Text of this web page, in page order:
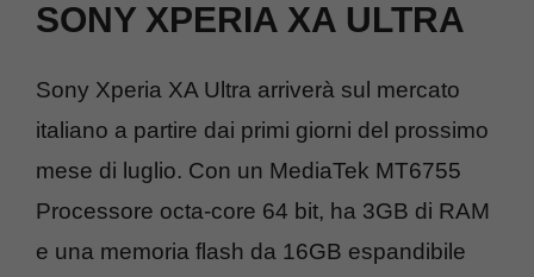
SONY XPERIA XA ULTRA
Sony Xperia XA Ultra arriverà sul mercato
italiano a partire dai primi giorni del prossimo
mese di luglio. Con un MediaTek MT6755
Processore octa-core 64 bit, ha 3GB di RAM
e una memoria flash da 16GB espandibile